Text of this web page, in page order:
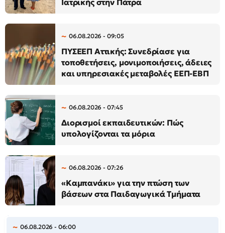
Ιατρικής στην Πάτρα
06.08.2026 - 09:05
ΠΥΣΕΕΠ Αττικής: Συνεδρίασε για
τοποθετήσεις, μονιμοποιήσεις, άδειες
και υπηρεσιακές μεταβολές ΕΕΠ-ΕΒΠ
06.08.2026 - 07:45
Διορισμοί εκπαιδευτικών: Πώς
υπολογίζονται τα μόρια
06.08.2026 - 07:26
«Καμπανάκι» για την πτώση των
βάσεων στα Παιδαγωγικά Τμήματα
06.08.2026 - 06:00